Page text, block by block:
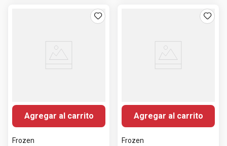
Agregar al carrito
Frozen
Agregar al carrito
Frozen